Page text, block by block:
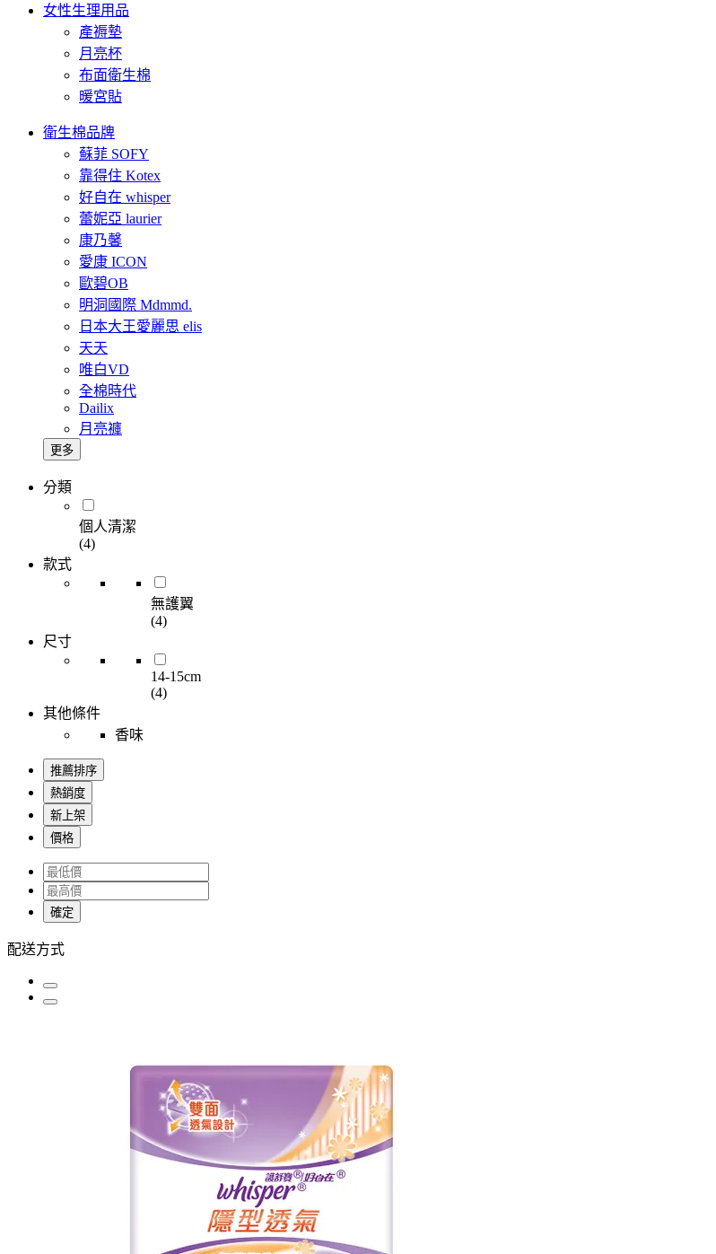
女性生理用品
產褥墊
月亮杯
布面衛生棉
暖宮貼
衛生棉品牌
蘇菲 SOFY
靠得住 Kotex
好自在 whisper
蕾妮亞 laurier
康乃馨
愛康 ICON
歐碧OB
明洞國際 Mdmmd.
日本大王愛麗思 elis
天天
唯白VD
全棉時代
Dailix
月亮褲
更多
分類
個人清潔
(4)
款式
無護翼
(4)
尺寸
14-15cm
(4)
其他條件
香味
推薦排序
熱銷度
新上架
價格
確定
配送方式